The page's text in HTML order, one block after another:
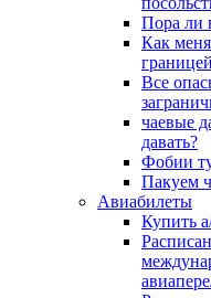
Пора ли
Как
границей
Все
чаевые
давать?
Фобии
Пакуем
Авиабилеты
Купить